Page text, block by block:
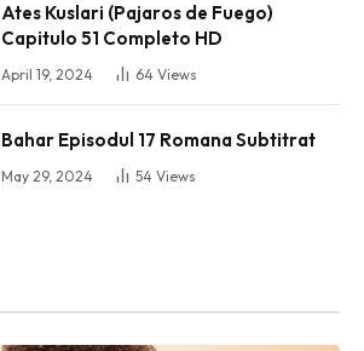
Ates Kuslari (Pajaros de Fuego)
Capitulo 51 Completo HD
April 19, 2024 64 Views
Bahar Episodul 17 Romana Subtitrat
May 29, 2024 54 Views